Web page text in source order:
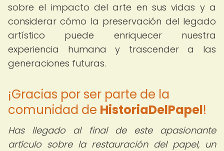
sobre el impacto del arte en sus vidas y a
considerar cómo la preservación del legado
artístico puede enriquecer nuestra
experiencia humana y trascender a las
generaciones futuras.
¡Gracias por ser parte de la
comunidad de HistoriaDelPapel!
Has llegado al final de este apasionante
artículo sobre la restauración del papel, un